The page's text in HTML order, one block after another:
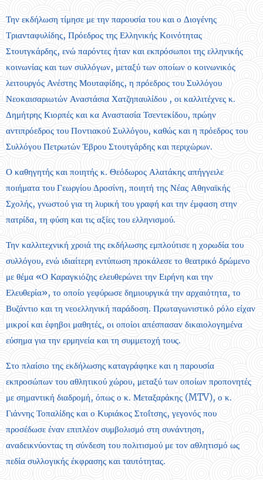
Την εκδήλωση τίμησε με την παρουσία του και ο Διογένης
Τριανταφυλίδης, Πρόεδρος της Ελληνικής Κοινότητας
Στουτγκάρδης, ενώ παρόντες ήταν και εκπρόσωποι της ελληνικής
κοινωνίας και των συλλόγων, μεταξύ των οποίων ο κοινωνικός
λειτουργός Ανέστης Μουταφίδης, η πρόεδρος του Συλλόγου
Νεοκαισαριωτών Αναστάσια Χατζηπαυλίδου , οι καλλιτέχνες κ.
Δημήτρης Κιορπές και κα Αναστασία Τσεντεκίδου, πρώην
αντιπρόεδρος του Ποντιακού Συλλόγου, καθώς και η πρόεδρος του
Συλλόγου Πετρωτών Έβρου Στουτγάρδης και περιχώρων.
Ο καθηγητής και ποιητής κ. Θεόδωρος Αλατάκης απήγγειλε
ποιήματα του Γεωργίου Δροσίνη, ποιητή της Νέας Αθηναϊκής
Σχολής, γνωστού για τη λυρική του γραφή και την έμφαση στην
πατρίδα, τη φύση και τις αξίες του ελληνισμού.
Την καλλιτεχνική χροιά της εκδήλωσης εμπλούτισε η χορωδία του
συλλόγου, ενώ ιδιαίτερη εντύπωση προκάλεσε το θεατρικό δρώμενο
με θέμα «Ο Καραγκιόζης ελευθερώνει την Ειρήνη και την
Ελευθερία», το οποίο γεφύρωσε δημιουργικά την αρχαιότητα, το
Βυζάντιο και τη νεοελληνική παράδοση. Πρωταγωνιστικό ρόλο είχαν
μικροί και έφηβοι μαθητές, οι οποίοι απέσπασαν δικαιολογημένα
εύσημα για την ερμηνεία και τη συμμετοχή τους.
Στο πλαίσιο της εκδήλωσης καταγράφηκε και η παρουσία
εκπροσώπων του αθλητικού χώρου, μεταξύ των οποίων προπονητές
με σημαντική διαδρομή, όπως ο κ. Μεταξαράκης (MTV), ο κ.
Γιάννης Τοπαλίδης και ο Κυριάκος Στοΐτσης, γεγονός που
προσέδωσε έναν επιπλέον συμβολισμό στη συνάντηση,
αναδεικνύοντας τη σύνδεση του πολιτισμού με τον αθλητισμό ως
πεδία συλλογικής έκφρασης και ταυτότητας.